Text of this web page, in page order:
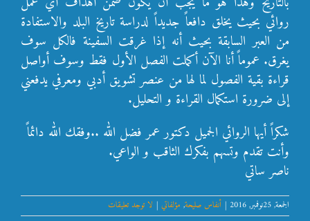
روائي بحيث يخلق دافعاً جديداً لدراسة تاريخ البلد والاستفادة
من العبر السابقة بحيث أنه إذا غرقت السفينة فالكل سوف
يغرق. عموماً أنا الآن أكملت الفصل الأول فقط وسوف أواصل
قراءة بقية الفصول لما لها من عنصر تشويق أدبي ومعرفي يدفعني
إلى ضرورة استكمال القراءة و التحليل.
شكراً أيها الروائي الجميل دكتور عمر فضل الله ..وفقك الله دائماً
وأنت تقدم وتسهم بفكرك الثاقب و الواعي.
ناصر ساتي
الجمعة, 25نوفمبر, 2016 | أنفاس صليحة, مؤلفاتي | لا توجد تعليقات